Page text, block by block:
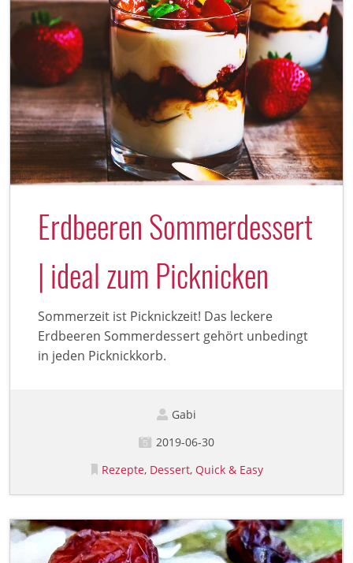
Erdbeeren Sommerdessert
| ideal zum Picknicken
Sommerzeit ist Picknickzeit! Das leckere
Erdbeeren Sommerdessert gehört unbedingt
in jeden Picknickkorb.
Gabi
2019-06-30
Rezepte Dessert Quick & Easy